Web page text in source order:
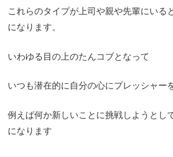
これらのタイプが上司や親や先輩にいる
になります。
いわゆる目の上のたんコブとなって
いつも潜在的に自分の心にプレッシャー
例えば何か新しいことに挑戦しようとし
になります